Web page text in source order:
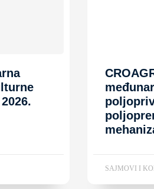
SAJMOVI I